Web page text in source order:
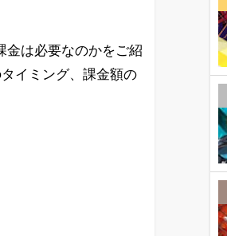
金は必要なのかをご紹
イミング、課金額の